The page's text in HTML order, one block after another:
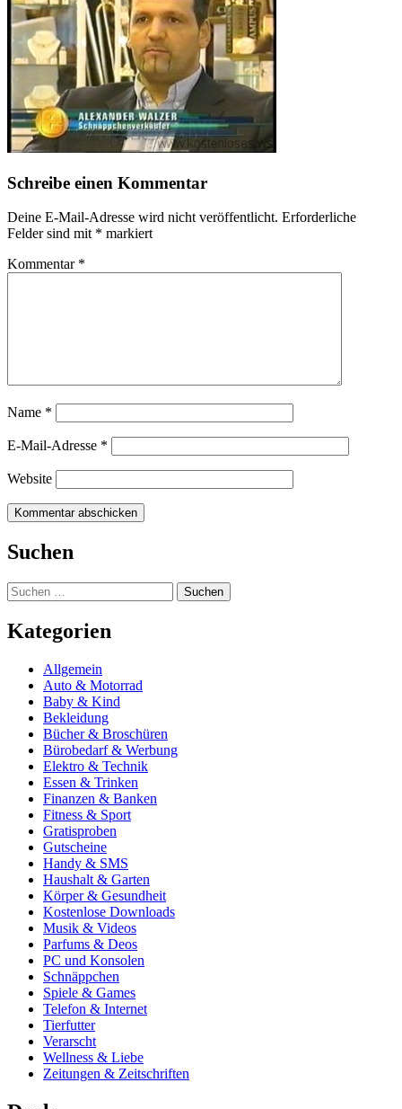
Schreibe einen Kommentar
Deine E-Mail-Adresse wird nicht veröffentlicht. Erforderliche
Felder sind mit * markiert
Kommentar *
Name *
E-Mail-Adresse *
Website
Suchen
Suchen
nach:
Kategorien
Allgemein
Auto & Motorrad
Baby & Kind
Bekleidung
Bücher & Broschüren
Bürobedarf & Werbung
Elektro & Technik
Essen & Trinken
Finanzen & Banken
Fitness & Sport
Gratisproben
Gutscheine
Handy & SMS
Haushalt & Garten
Körper & Gesundheit
Kostenlose Downloads
Musik & Videos
Parfums & Deos
PC und Konsolen
Schnäppchen
Spiele & Games
Telefon & Internet
Tierfutter
Verarscht
Wellness & Liebe
Zeitungen & Zeitschriften